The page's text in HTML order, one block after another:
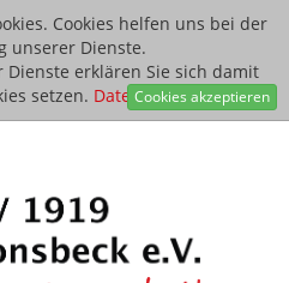
Cookies helfen uns bei der
unserer Dienste.
erklären Sie sich damit
setzen. Datenschutzerklärung
Cookies akzeptieren